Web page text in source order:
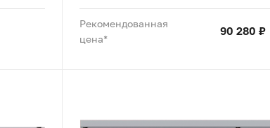
Рекомендованная
цена*
90 280 ₽